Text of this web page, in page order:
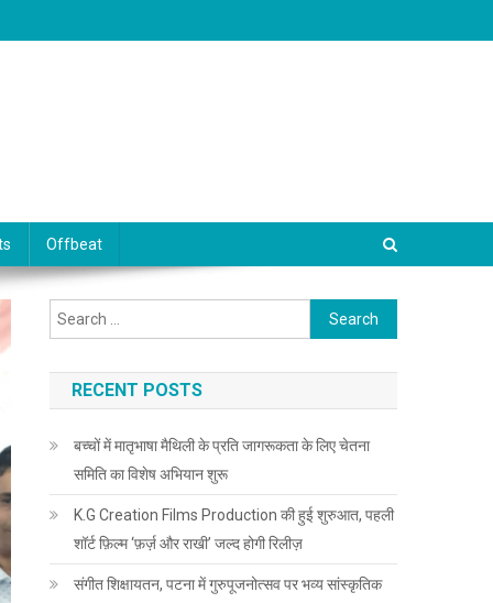
Offbeat
Search for:
RECENT POSTS
बच्चों में मातृभाषा मैथिली के प्रति जागरूकता के लिए चेतना
समिति का विशेष अभियान शुरू
K.G Creation Films Production की हुई शुरुआत, पहली
शॉर्ट फ़िल्म ‘फ़र्ज़ और राखी’ जल्द होगी रिलीज़
संगीत शिक्षायतन, पटना में गुरुपूजनोत्सव पर भव्य सांस्कृतिक